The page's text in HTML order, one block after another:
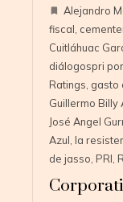
Alejandro
fiscal,
Cuitláhuac
diálogospri
Ratings, gasto
Guillermo Billy
José Angel
Azul, la
de jasso, PRI,